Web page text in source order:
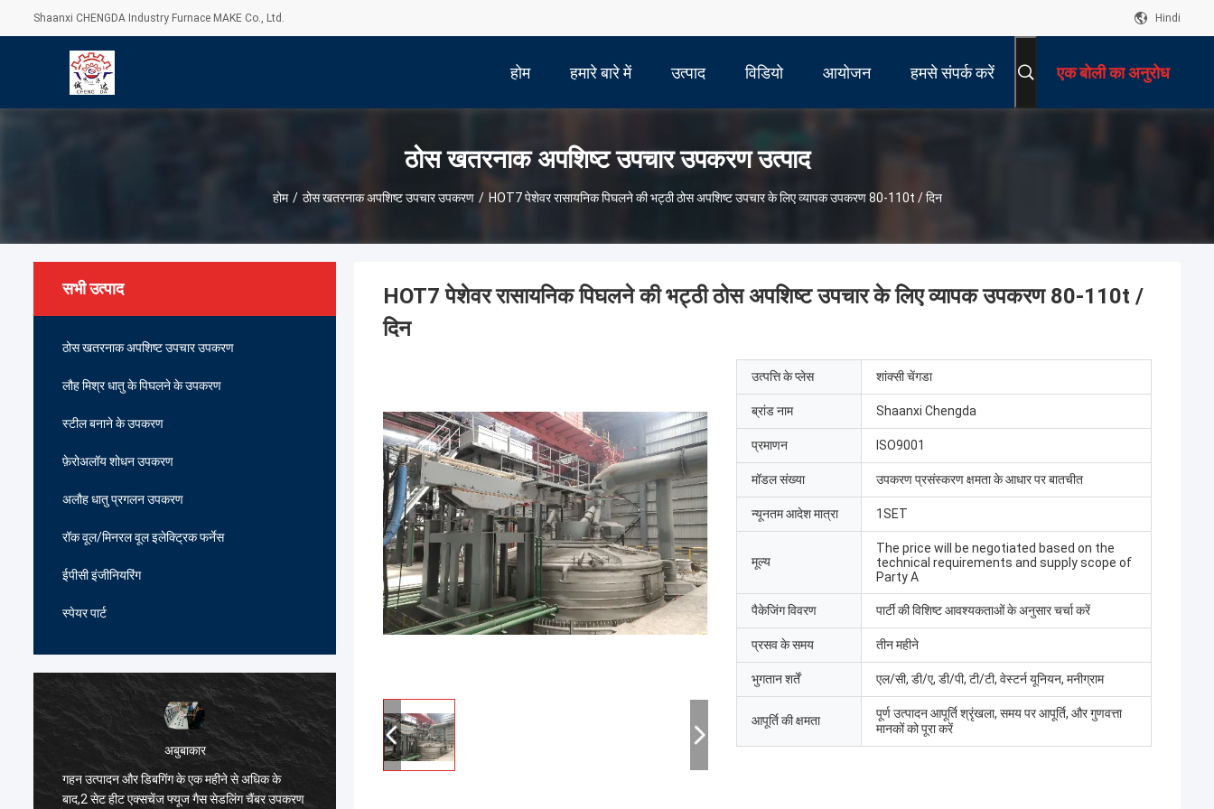
Shaanxi CHENGDA Industry Furnace MAKE Co., Ltd. Hindi
होम हमारे बारे में उत्पाद विडियो आयोजन हमसे संपर्क करें एक बोली का अनुरोध
ठोस खतरनाक अपशिष्ट उपचार उपकरण उत्पाद
होम / ठोस खतरनाक अपशिष्ट उपचार उपकरण / HOT7 पेशेवर रासायनिक पिघलने की भट्ठी ठोस अपशिष्ट उपचार के लिए व्यापक उपकरण 80-110t / दिन
सभी उत्पाद
ठोस खतरनाक अपशिष्ट उपचार उपकरण
लौह मिश्र धातु के पिघलने के उपकरण
स्टील बनाने के उपकरण
फ़ेरोअलॉय शोधन उपकरण
अलौह धातु प्रगलन उपकरण
रॉक वूल/मिनरल वूल इलेक्ट्रिक फर्नेस
ईपीसी इंजीनियरिंग
स्पेयर पार्ट
अबुबाकार
गहन उत्पादन और डिबगिंग के एक महीने से अधिक के
बाद,2 सेट हीट एक्सचेंज फ्यूज गैस सेडलिंग चैंबर उपकरण
सैयद रशीद अहमद बट
HOT7 पेशेवर रासायनिक पिघलने की भट्ठी ठोस अपशिष्ट उपचार के लिए व्यापक उपकरण 80-110t /
दिन
उत्पत्ति के प्लेस शांक्सी चेंगडा
ब्रांड नाम Shaanxi Chengda
प्रमाणन ISO9001
मॉडल संख्या उपकरण प्रसंस्करण क्षमता के आधार पर बातचीत
न्यूनतम आदेश मात्रा 1SET
मूल्य
The price will be negotiated based on the
technical requirements and supply scope of
Party A
पैकेजिंग विवरण पार्टी की विशिष्ट आवश्यकताओं के अनुसार चर्चा करें
प्रसव के समय तीन महीने
भुगतान शर्तें एल/सी, डी/ए, डी/पी, टी/टी, वेस्टर्न यूनियन, मनीग्राम
आपूर्ति की क्षमता
पूर्ण उत्पादन आपूर्ति श्रृंखला, समय पर आपूर्ति, और गुणवत्ता
मानकों को पूरा करें